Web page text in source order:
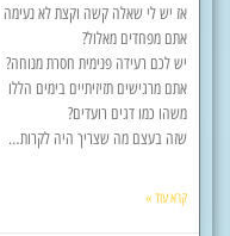
אז יש לי שאלה קשה וקצת לא נעימה
אתם מפחדים מאלול?
יש לכם רעידה פנימית חסרת מנוחה?
אתם מרגישים תזיזיתיים בימים הללו
משהו כמו דגים רועדים?
שזה בעצם מה שצריך היה לקרות…
קרא עוד »